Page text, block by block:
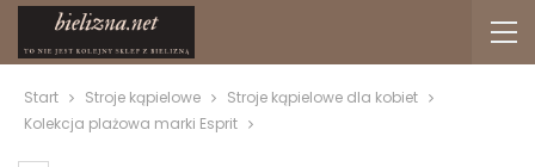
Start Stroje kąpielowe
Stroje kąpielowe dla kobiet
Kolekcja plażowa marki Esprit